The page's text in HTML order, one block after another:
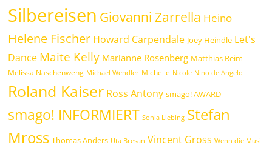
Silbereisen Giovanni Zarrella Heino
Helene Fischer Howard Carpendale Joey Heindle Let's
Dance Maite Kelly Marianne Rosenberg Matthias Reim
Melissa Naschenweng Michael Wendler Michelle Nicole Nino de Angelo
Roland Kaiser Ross Antony smago! AWARD
smago! INFORMIERT Sonia Liebing Stefan
Mross Thomas Anders Uta Bresan Vincent Gross Wenn die Musi